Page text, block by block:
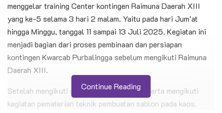
menggelar training Center kontingen Raimuna Daerah XIII
yang ke-5 selama 3 hari 2 malam. Yaitu pada hari Jum’at
hingga Minggu, tanggal 11 sampai 13 Juli 2025. Kegiatan ini
menjadi bagian dari proses pembinaan dan persiapan
kontingen Kwarcab Purbalingga sebelum mengikuti Raimuna
Daerah XIII.
Setelah mengikuti upacara pembukaan, peserta mengikuti
kegiatan pematerian teknik pembuatan sablon pada kaos.
Continue Reading